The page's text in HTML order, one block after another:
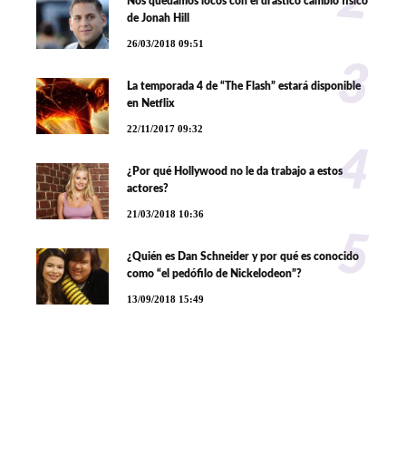
de Jonah Hill
26/03/2018 09:51
La temporada 4 de “The Flash” estará disponible
en Netflix
22/11/2017 09:32
3
¿Por qué Hollywood no le da trabajo a estos
actores?
21/03/2018 10:36
4
¿Quién es Dan Schneider y por qué es conocido
como “el pedófilo de Nickelodeon”?
13/09/2018 15:49
5